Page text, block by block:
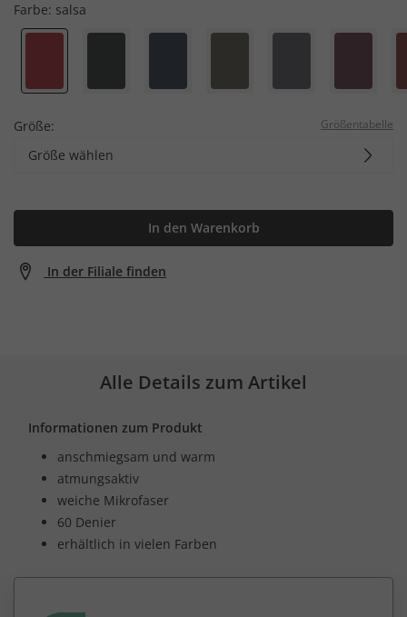
Farbe: salsa
Größe: Größentabelle
Größe wählen
In den Warenkorb
In der Filiale finden
Alle Details zum Artikel
Informationen zum Produkt
anschmiegsam und warm
atmungsaktiv
weiche Mikrofaser
60 Denier
erhältlich in vielen Farben